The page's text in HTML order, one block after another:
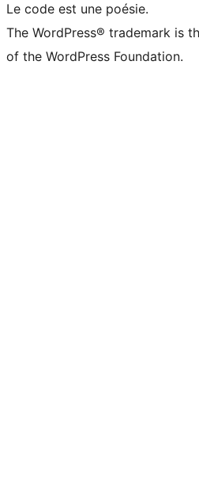
Le code est une poésie.
The WordPress® trademark is
of the WordPress Foundation.